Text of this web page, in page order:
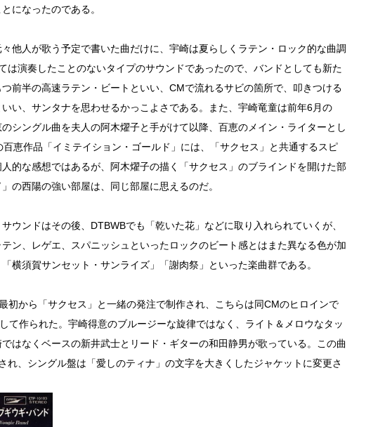
になったのである。
他人が歌う予定で書いた曲だけに、宇崎は夏らしくラテン・ロック的な曲調
は演奏したことのないタイプのサウンドであったので、バンドとしても新た
前半の高速ラテン・ビートといい、CMで流れるサビの箇所で、叩きつける
い、サンタナを思わせるかっこよさである。また、宇崎竜童は前年6月の
のシングル曲を夫人の阿木燿子と手がけて以降、百恵のメイン・ライターとし
恵作品「イミテイション・ゴールド」には、「サクセス」と共通するスピ
的な感想ではあるが、阿木燿子の描く「サクセス」のブラインドを開けた部
の西陽の強い部屋は、同じ部屋に思えるのだ。
ウンドはその後、DTBWBでも「乾いた花」などに取り入れられていくが、
ン、レゲエ、スパニッシュといったロックのビート感とはまた異なる色が加
横須賀サンセット・サンライズ」「謝肉祭」といった楽曲群である。
初から「サクセス」と一緒の発注で制作され、こちらは同CMのヒロインで
て作られた。宇崎得意のブルージーな旋律ではなく、ライト＆メロウなタッ
はなくベースの新井武士とリード・ギターの和田静男が歌っている。この曲
れ、シングル盤は「愛しのティナ」の文字を大きくしたジャケットに変更さ